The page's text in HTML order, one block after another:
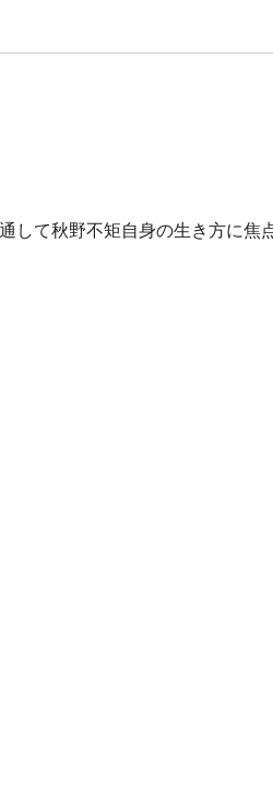
して秋野不矩自身の生き方に焦